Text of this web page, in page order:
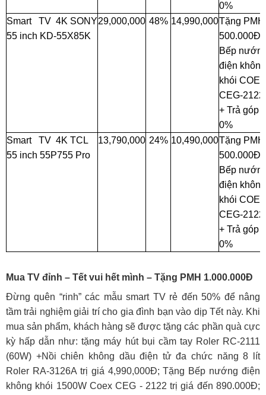
0%
Smart TV 4K SONY
55 inch KD-55X85K
29,000,000 48% 14,990,000Tặng PMH
500.000Đ
Bếp
điện không
khói COEX
CEG-2122
+ Trả góp
0%
Smart TV 4K TCL
55 inch 55P755 Pro
13,790,000 24% 10,490,000Tặng PMH
500.000Đ
Bếp
điện không
khói COEX
CEG-2122
+ Trả góp
0%
Mua TV đỉnh – Tết vui hết mình – Tặng PMH 1.000.000Đ
Đừng quên “rinh” các mẫu smart TV rẻ đến 50% để nâng
tầm trải nghiệm giải trí cho gia đình bạn vào dịp Tết này. Khi
mua sản phẩm, khách hàng sẽ được tặng các phần quà cực
kỳ hấp dẫn như: tặng máy hút bụi cầm tay Roler RC-2111
(60W) +Nồi chiên không dầu điện tử đa chức năng 8 lít
Roler RA-3126A trị giá 4,990,000Đ; Tặng Bếp nướng điện
không khói 1500W Coex CEG - 2122 trị giá đến 890.000Đ;